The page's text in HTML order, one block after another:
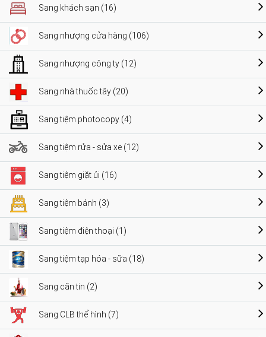
Sang khách sạn (16)
Sang nhượng cửa hàng (106)
Sang nhượng công ty (12)
Sang nhà thuốc tây (20)
Sang tiệm photocopy (4)
Sang tiệm rửa - sửa xe (12)
Sang tiệm giặt ủi (16)
Sang tiệm bánh (3)
Sang tiệm điện thoại (1)
Sang tiệm tạp hóa - sữa (18)
Sang căn tin (2)
Sang CLB thể hình (7)